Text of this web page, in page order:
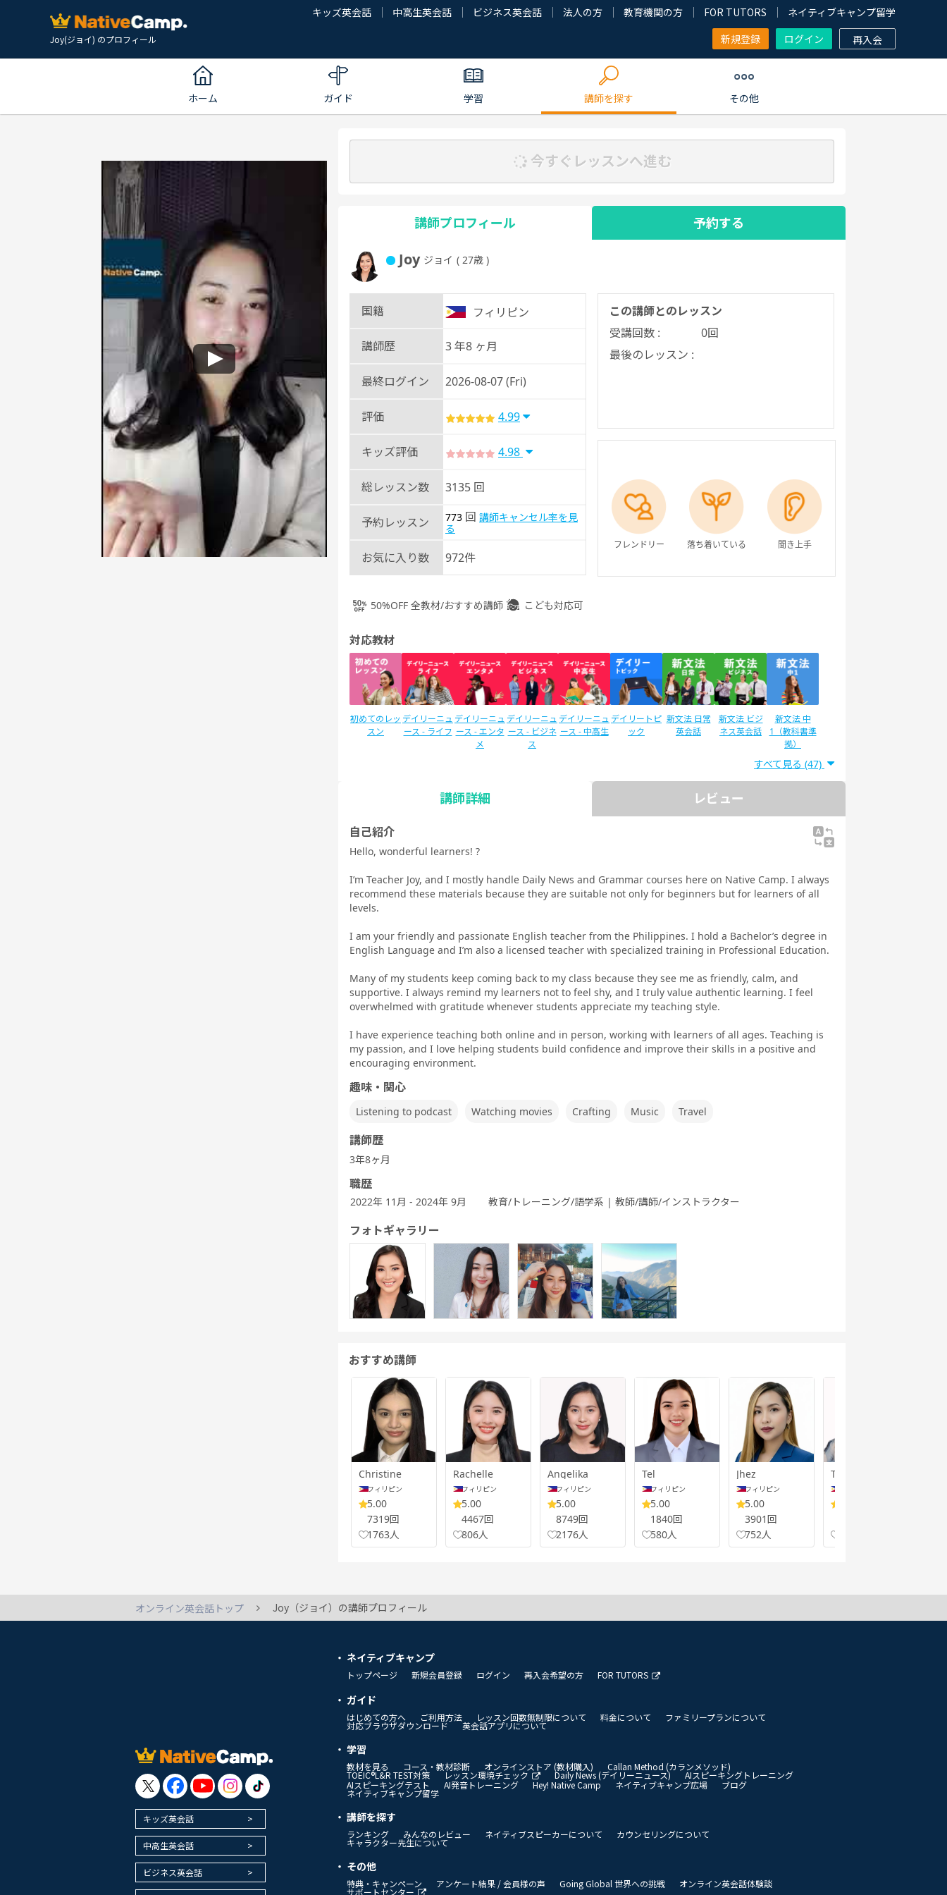
Joy(ジョイ) のプロフィール
キッズ英会話 中高生英会話 ビジネス英会話 法人の方 教育機関の方 FOR TUTORS
ネイティブキャンプ留学
新規登録
ログイン 再入会
ホーム ガイド 学習 講師を探す その他
今すぐレッスンへ進む
講師プロフィール 予約する
Joy ジョイ ( 27歳 )
国籍 フィリピン
講師歴 3 年8 ヶ月
最終ログイン 2026-08-07 (Fri)
評価 4.99
キッズ評価 4.98
総レッスン数 3135 回
予約レッスン 773 回 講師キャンセル率を見
る
お気に入り数 972件
この講師とのレッスン
受講回数 :
0回
最後のレッスン :
フレンドリー 落ち着いている 聞き上手
50%OFF 全教材/おすすめ講師 こども対応可
対応教材
初めてのレッ
スン
デイリーニュ
ース - ライフ
デイリーニュ
ース - エンタ
メ
デイリーニュ
ース - ビジネ
ス
デイリーニュ
ース - 中高生
デイリートピ
ック
新文法 日常
英会話
新文法 ビジ
ネス英会話
新文法 中
1（教科書準
拠）
2（教科書準
拠）
スタディサプスタディサプ 英検®二次試 IELTSスピー スピーキング
テスト対策
スピーキング
テスト対策
話
スピーキング
テスト対策
TOEIC®L&R
TEST 600点
式)
TOEIC®L&R
TEST 800点
式)
TOEIC®
Speaking
文法
イラストで学
ぶ英文法
トピックトー
ク
スピーキング
発音トレーニ
ング 基礎 - ア
発音トレーニ
ング 発展 - ア
発音トレーニ
ング 実践 - ア
実践発音 旅行英会話 新旅行英会話新旅行英会話世界一周旅行 5分間ディス
ビジネス英会
話
ワーホリ英会
話 基礎
ワーホリ英会
話 実践
すべて見る (47)
講師詳細 レビュー
自己紹介
Hello, wonderful learners! ?
I’m Teacher Joy, and I mostly handle Daily News and Grammar courses here on Native Camp. I always
recommend these materials because they are suitable not only for beginners but for learners of all
levels.
I am your friendly and passionate English teacher from the Philippines. I hold a Bachelor’s degree in
English Language and I’m also a licensed teacher with specialized training in Professional Education.
Many of my students keep coming back to my class because they see me as friendly, calm, and
supportive. I always remind my learners not to feel shy, and I truly value authentic learning. I feel
overwhelmed with gratitude whenever students appreciate my teaching style.
I have experience teaching both online and in person, working with learners of all ages. Teaching is
my passion, and I love helping students build confidence and improve their skills in a positive and
encouraging environment.
趣味・関心
Listening to podcast Watching movies Crafting Music Travel
講師歴
3年8ヶ月
職歴
2022年 11月 - 2024年 9月 教育/トレーニング/語学系 | 教師/講師/インストラクター
フォトギャラリー
おすすめ講師
Christine
フィリピン
5.00
7319回
1763人
Rachelle
フィリピン
5.00
4467回
806人
Angelika
フィリピン
5.00
8749回
2176人
Tel
フィリピン
5.00
1840回
580人
Jhez
フィリピン
5.00
3901回
752人
Tar
オンライン英会話トップ Joy（ジョイ）の講師プロフィール
キッズ英会話
中高生英会話
ビジネス英会話
ネイティブキャンプ
トップページ 新規会員登録 ログイン 再入会希望の方 FOR TUTORS
ガイド
はじめての方へ ご利用方法 レッスン回数無制限について 料金について ファミリープランについて
対応ブラウザダウンロード 英会話アプリについて
学習
教材を見る コース・教材診断 オンラインストア (教材購入) Callan Method (カランメソッド)
TOEIC®L&R TEST対策 レッスン環境チェック Daily News (デイリーニュース)
AIスピーキングトレーニング
AIスピーキングテスト
AI発音トレーニング Hey! Native Camp ネイティブキャンプ広場 ブログ
ネイティブキャンプ留学
講師を探す
ランキング みんなのレビュー ネイティブスピーカーについて カウンセリングについて
キャラクター先生について
その他
特典・キャンペーン アンケート結果 / 会員様の声 Going Global 世界への挑戦 オンライン英会話体験談
サポートセンター